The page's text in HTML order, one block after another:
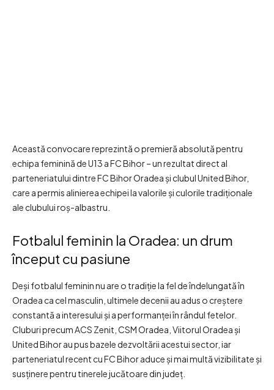
Această convocare reprezintă o premieră absolută pentru
echipa feminină de U13 a FC Bihor – un rezultat direct al
parteneriatului dintre FC Bihor Oradea și clubul United Bihor,
care a permis alinierea echipei la valorile și culorile tradiționale
ale clubului roș-albastru.
Fotbalul feminin la Oradea: un drum
început cu pasiune
Deși fotbalul feminin nu are o tradiție la fel de îndelungată în
Oradea ca cel masculin, ultimele decenii au adus o creștere
constantă a interesului și a performanței în rândul fetelor.
Cluburi precum ACS Zenit, CSM Oradea, Viitorul Oradea și
United Bihor au pus bazele dezvoltării acestui sector, iar
parteneriatul recent cu FC Bihor aduce și mai multă vizibilitate și
susținere pentru tinerele jucătoare din județ.